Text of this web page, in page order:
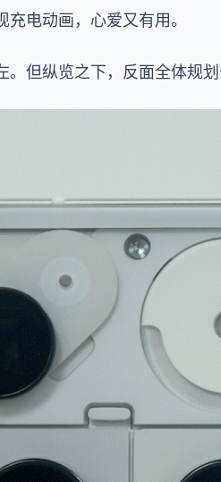
电动画，心爱又有用。
但纵览之下，反面全体规划